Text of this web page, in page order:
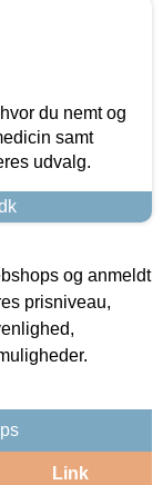
du nemt og
samt
udvalg.
og anmeldt
prisniveau,
Link